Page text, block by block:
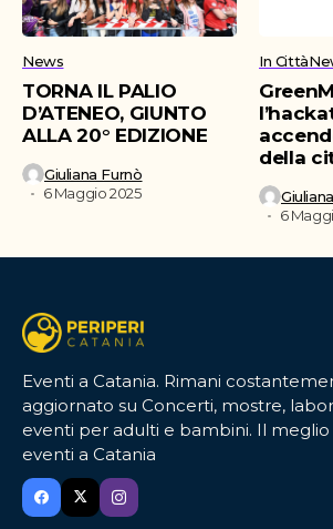
News
TORNA IL PALIO
D’ATENEO, GIUNTO
ALLA 20° EDIZIONE
Giuliana Furnò
6 Maggio 2025
In Città
della
6
Eventi a Catania. Rimani
aggiornato su Concerti, mostre,
eventi per adulti e bambini. Il meglio
eventi a Catania